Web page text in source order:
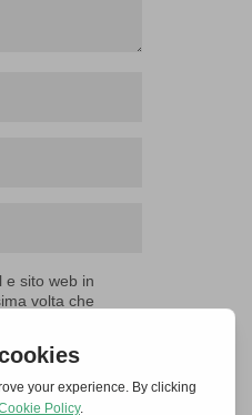
e sito web in
volta che
Invia commento